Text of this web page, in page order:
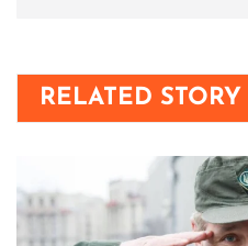
RELATED STORY